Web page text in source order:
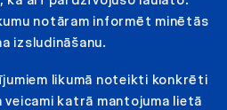
notāram informēt minētās
izsludināšanu.
likumā noteikti konkrēti
veicami katrā mantojuma lietā